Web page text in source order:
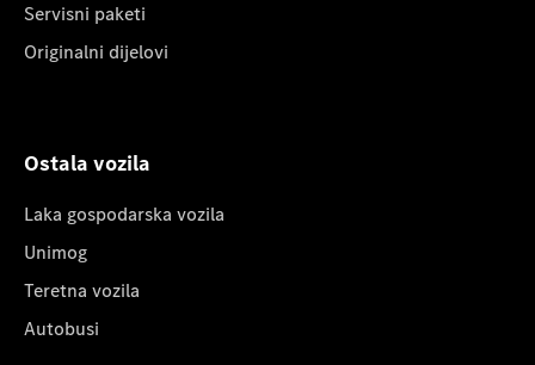
Servisni paketi
Originalni dijelovi
Ostala vozila
Laka gospodarska vozila
Unimog
Teretna vozila
Autobusi